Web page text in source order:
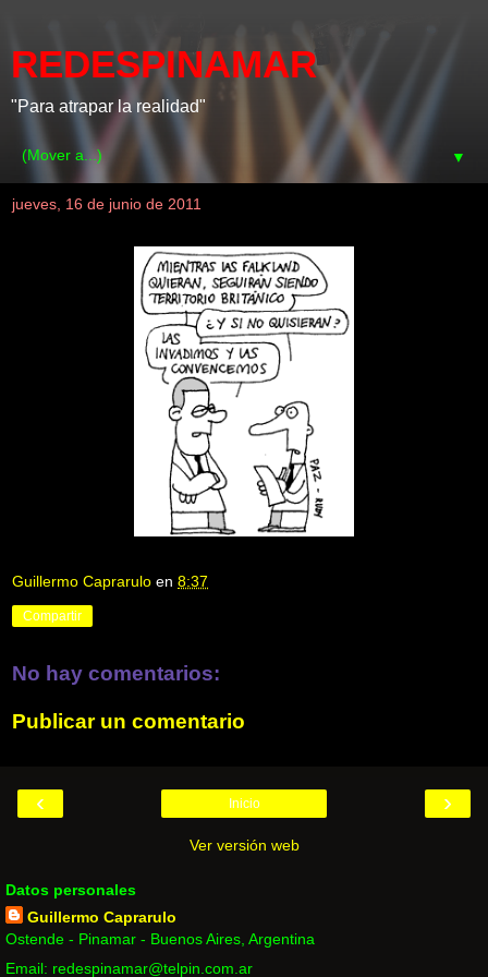
REDESPINAMAR
"Para atrapar la realidad"
▼
jueves, 16 de junio de 2011
Guillermo Caprarulo en 8:37
Compartir
No hay comentarios:
Publicar un comentario
‹ ›
Inicio
Ver versión web
Datos personales
Guillermo Caprarulo
Ostende - Pinamar - Buenos Aires, Argentina
Email: redespinamar@telpin.com.ar